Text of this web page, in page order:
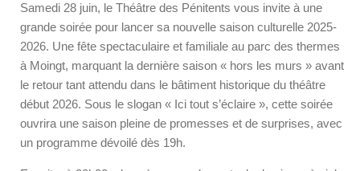
Samedi 28 juin, le Théâtre des Pénitents vous invite à une
grande soirée pour lancer sa nouvelle saison culturelle 2025-
2026. Une fête spectaculaire et familiale au parc des thermes
à Moingt, marquant la dernière saison « hors les murs » avant
le retour tant attendu dans le bâtiment historique du théâtre
début 2026. Sous le slogan « Ici tout s’éclaire », cette soirée
ouvrira une saison pleine de promesses et de surprises, avec
un programme dévoilé dès 19h.